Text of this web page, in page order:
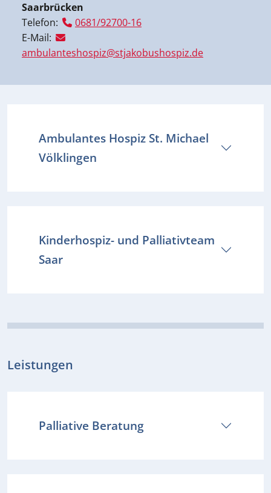
Saarbrücken
Telefon:
0681/92700-16
E-Mail:
ambulanteshospiz@stjakobushospiz.de
Ambulantes Hospiz St. Michael
Völklingen
Kinderhospiz- und Palliativteam
Saar
Leistungen
Palliative Beratung